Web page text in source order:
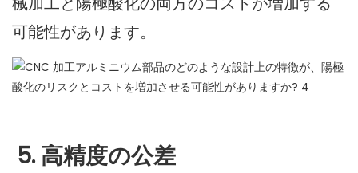
可能性があります。
5. 高精度の公差